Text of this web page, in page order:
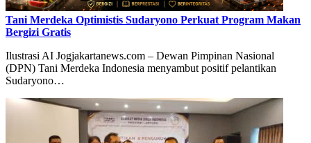
Tani Merdeka Optimistis Sudaryono Perkuat Program Makan
Bergizi Gratis
Ilustrasi AI Jogjakartanews.com – Dewan Pimpinan Nasional
(DPN) Tani Merdeka Indonesia menyambut positif pelantikan
Sudaryono…